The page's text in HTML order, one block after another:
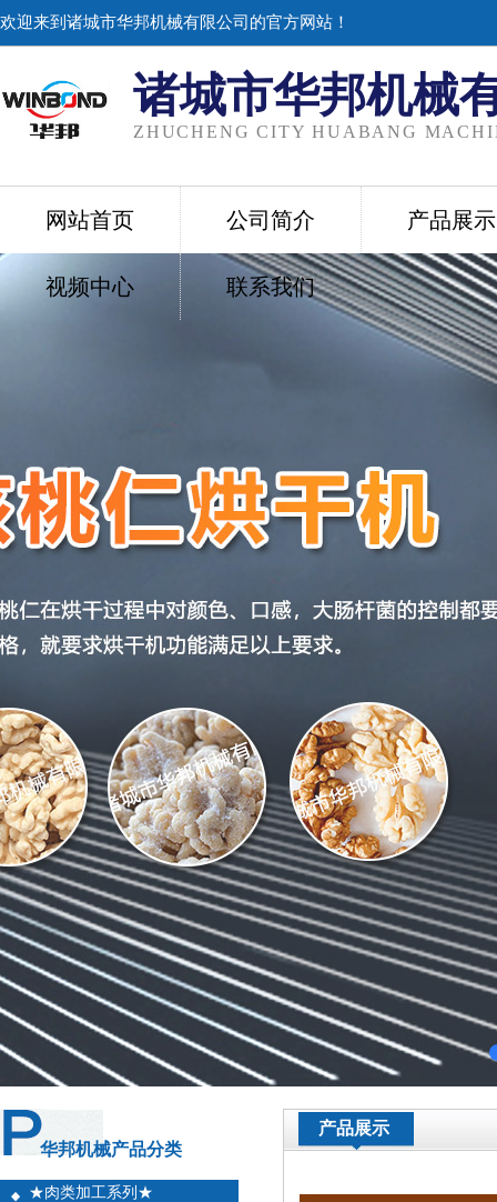
欢迎来到诸城市华邦机械有限公司的官方网站！
诸城市华邦机械
ZHUCHENG CITY HUABANG
网站首页 公司简介 产品展示
视频中心 联系我们
华邦机械产品分类
★肉类加工系列★
产品展示